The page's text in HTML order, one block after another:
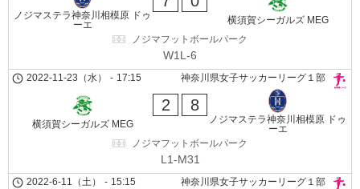
ノジマステラ神奈川相模原 ドゥ
ーエ
横須賀シーガルズ MEG
ノジマフットボールパーク
W1L-6
神奈川県女子サッカーリーグ１部
2022-11-23（水） - 17:15
横須賀シーガルズ MEG
2 8
ノジマステラ神奈川相模原 ドゥ
ーエ
ノジマフットボールパーク
L1-M31
神奈川県女子サッカーリーグ１部
2022-6-11（土） - 15:15